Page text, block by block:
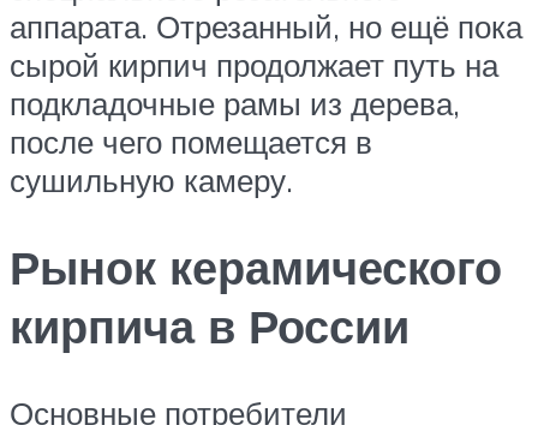
аппарата. Отрезанный, но ещё пока
сырой кирпич продолжает путь на
подкладочные рамы из дерева,
после чего помещается в
сушильную камеру.
Рынок керамического
кирпича в России
Основные потребители